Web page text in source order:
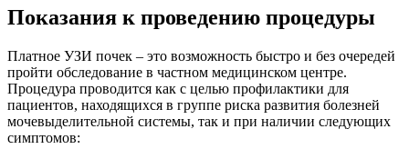
Показания к проведению процедуры
Платное УЗИ почек – это возможность быстро и без очередей
пройти обследование в частном медицинском центре.
Процедура проводится как с целью профилактики для
пациентов, находящихся в группе риска развития болезней
мочевыделительной системы, так и при наличии следующих
симптомов: